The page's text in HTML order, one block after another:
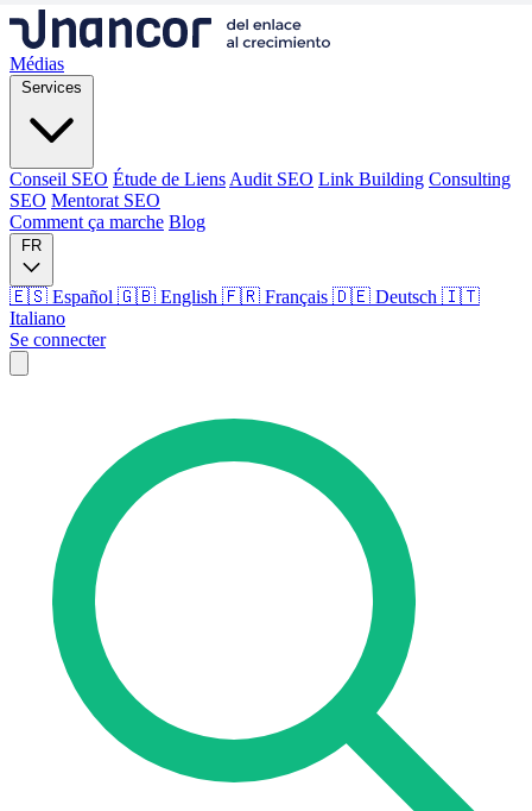
Médias
Services
Conseil SEO Étude de Liens Audit SEO Link Building Consulting
SEO Mentorat SEO
Comment ça marche Blog
FR
🇪🇸 Español 🇬🇧 English 🇫🇷 Français 🇩🇪 Deutsch 🇮🇹
Italiano
Se connecter
Conseil SEO Étude de Liens Link Building
Mentorat SEO
Comment ça marche
Langue
🇪🇸 ES
🇬🇧 EN
Se connecter